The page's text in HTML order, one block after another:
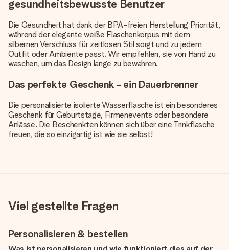
gesundheitsbewusste Benutzer
Die Gesundheit hat dank der BPA-freien Herstellung Priorität,
während der elegante weiße Flaschenkorpus mit dem
silbernen Verschluss für zeitlosen Stil sorgt und zu jedem
Outfit oder Ambiente passt. Wir empfehlen, sie von Hand zu
waschen, um das Design lange zu bewahren.
Das perfekte Geschenk - ein Dauerbrenner
Die personalisierte isolierte Wasserflasche ist ein besonderes
Geschenk für Geburtstage, Firmenevents oder besondere
Anlässe. Die Beschenkten können sich über eine Trinkflasche
freuen, die so einzigartig ist wie sie selbst!
Viel gestellte Fragen
Personalisieren & bestellen